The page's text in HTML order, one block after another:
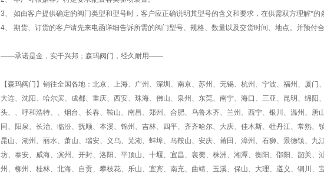
3、 如由客户提供确定的阀门类型和型号时，客户应正确说明其型号的含义和要求，在供需双方理解*的
4、 期货、订货的客户请先来电函详细告诉所需的阀门型号、规格、数量以及交货时间、地点。并预付
——承诺是金，实干兴邦；森玛阀门，经久耐用——
【森玛阀门】销往全国各地：北京、上海、广州、深圳、南京、苏州、无锡、杭州、宁波、福州、厦门
大连、沈阳、哈尔滨、成都、重庆、西安、珠海、佛山、泉州、东莞、南宁、海口、三亚、昆明、绵阳
头、、呼和浩特、、烟台、长春、鞍山、南昌、郑州、合肥、乌鲁木齐、兰州、西宁、银川、温州、唐
同、阳泉、长治、临汾、抚顺、本溪、锦州、吉林、四平、齐齐哈尔、大庆、佳木斯、牡丹江、常熟、
昆山、湖州、丽水、萧山、瑞安、义乌、芜湖、蚌埠、马鞍山、安庆、莆田、漳州、石狮、景德镇、九
坊、泰安、威海、滨州、开封、洛阳、平顶山、十堰、宜昌、襄樊、株洲、湘潭、衡阳、邵阳、韶关、
州、柳州、桂林、北海、自贡、攀枝花、乐山、宜宾、南充、曲靖、玉溪、保山、大理、遵义、铜川、